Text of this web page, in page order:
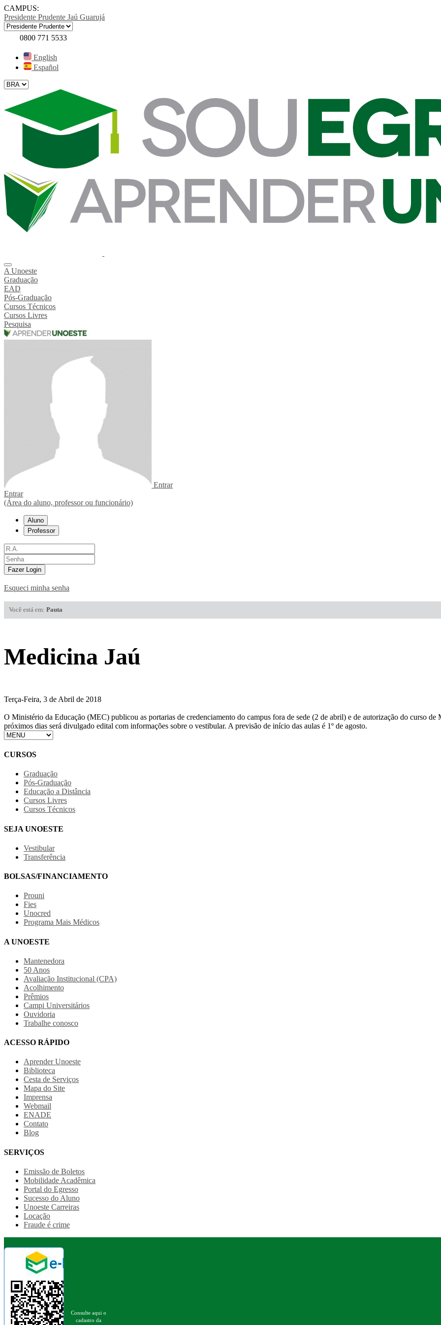
CAMPUS:
Presidente Prudente Jaú Guarujá
0800 771 5533
English
Español
A Unoeste
Graduação
EAD
Pós-Graduação
Cursos Técnicos
Cursos Livres
Pesquisa
Entrar
Entrar
(Área do aluno, professor ou funcionário)
Aluno
Professor
Fazer Login
Esqueci minha senha
Você está em: Pauta
Medicina Jaú
Terça-Feira, 3 de Abril de 2018
O Ministério da Educação (MEC) publicou as portarias de credenciamento do campus fora de sede (2 de abril) e de autorização do curso
próximos dias será divulgado edital com informações sobre o vestibular. A previsão de início das aulas é 1º de agosto.
CURSOS
Graduação
Pós-Graduação
Educação a Distância
Cursos Livres
Cursos Técnicos
SEJA UNOESTE
Vestibular
Transferência
BOLSAS/FINANCIAMENTO
Prouni
Fies
Unocred
Programa Mais Médicos
A UNOESTE
Mantenedora
50 Anos
Avaliação Institucional (CPA)
Acolhimento
Prêmios
Campi Universitários
Ouvidoria
Trabalhe conosco
ACESSO RÁPIDO
Aprender Unoeste
Biblioteca
Cesta de Serviços
Mapa do Site
Imprensa
Webmail
ENADE
Contato
Blog
SERVIÇOS
Emissão de Boletos
Mobilidade Acadêmica
Portal do Egresso
Sucesso do Aluno
Unoeste Carreiras
Locação
Fraude é crime
Consulte aqui o
cadastro da